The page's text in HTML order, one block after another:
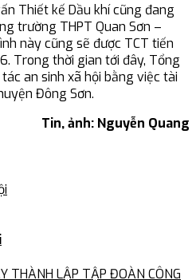
Thiết kế Dầu khí cũng đang
trường THPT Quan Sơn –
này cũng sẽ được TCT tiến
Trong thời gian tới đây, Tổng
an sinh xã hội bằng việc tài
Đông Sơn.
Tin, ảnh: Nguyễn Quang